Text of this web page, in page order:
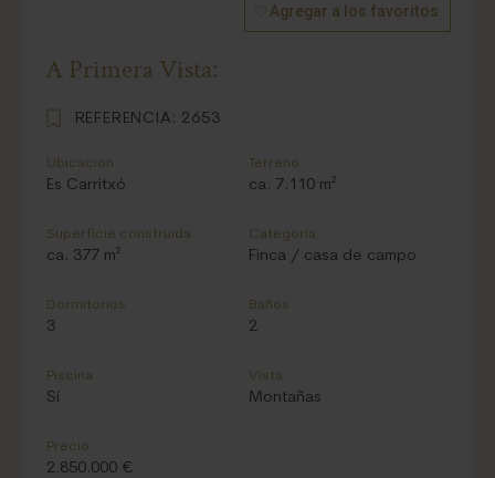
Agregar a los favoritos
A Primera Vista:
REFERENCIA: 2653
Ubicación
Es Carritxó
Terreno
ca. 7.110 m²
Superficie construida
ca. 377 m²
Categoría
Finca / casa de campo
Dormitorios
3
Baños
2
Piscina
Sí
Vista
Montañas
Precio
2.850.000 €